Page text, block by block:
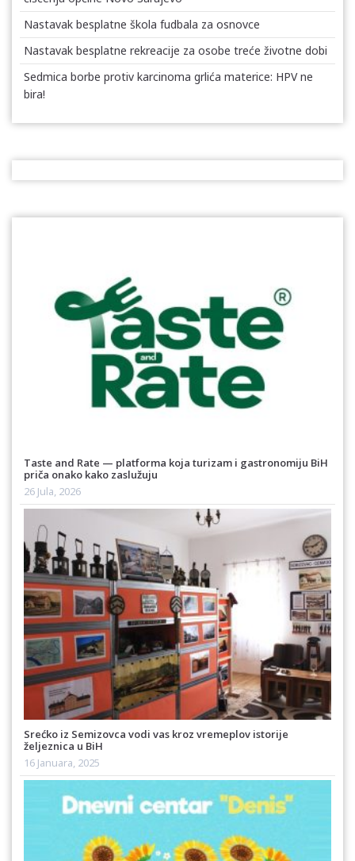
Nastavak besplatne škola fudbala za osnovce
Nastavak besplatne rekreacije za osobe treće životne dobi
Sedmica borbe protiv karcinoma grlića materice: HPV ne
bira!
Taste and Rate — platforma koja turizam i gastronomiju BiH
priča onako kako zaslužuju
26 Jula, 2026
Srećko iz Semizovca vodi vas kroz vremeplov istorije
željeznica u BiH
16 Januara, 2025